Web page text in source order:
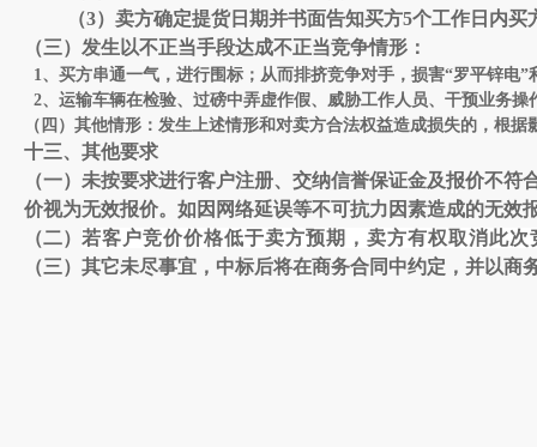
（3） 卖方确定提货日期并书面告知买方5个工作日内买
（三）发生以不正当手段达成不正当竞争情形：
1、 买方串通一气，进行围标；从而排挤竞争对手，损害“罗平锌电”
2、运输车辆在检验、过磅中弄虚作假、威胁工作人员、干预业务
（ 四 ）其他情形：发生上述情形和对卖方合法权益造成损失的，根据
十三、 其他要求
（一）未按要求进行客户注册、交纳信誉保证金及报价不
价视为无效报价。如因网络延误等不可抗力因素造成的无效
（二） 若客户竞价价格低于卖方预期，卖方有权取消此次
（三）其它未尽事宜，中标后将在商务合同中约定，并以商